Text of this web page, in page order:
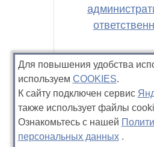
Для повышения удобства
используемCOOKIES.
К сайту подключен сервис
также использует файлы
Ознакомьтесь с нашей
персональных данных .